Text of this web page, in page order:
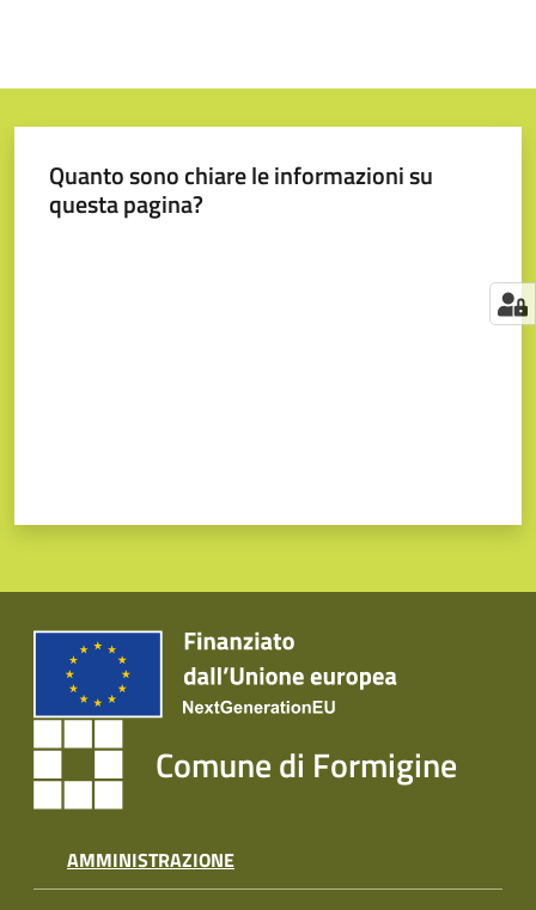
Quanto sono chiare le informazioni su
questa pagina?
Comune di Formigine
AMMINISTRAZIONE